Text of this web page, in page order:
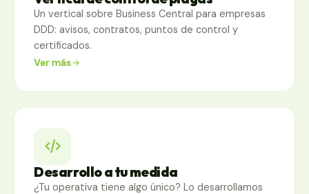
Un vertical sobre Business Central para empresas
DDD: avisos, contratos, puntos de control y
certificados.
Ver más
Desarrollo a tu medida
¿Tu operativa tiene algo único? Lo desarrollamos